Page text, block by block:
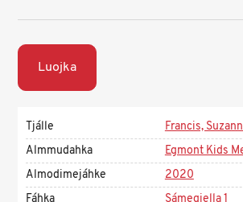
Luojka
Tjálle
Francis,
Almmudahka
Egmont Kids
Almodimejáhke
2020